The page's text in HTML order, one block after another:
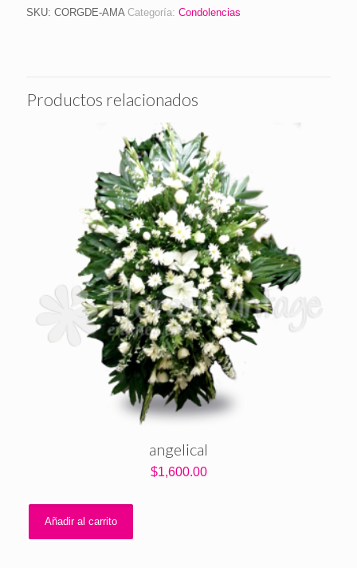
SKU: CORGDE-AMA Categoría: Condolencias
Productos relacionados
angelical
$1,600.00
Añadir al carrito